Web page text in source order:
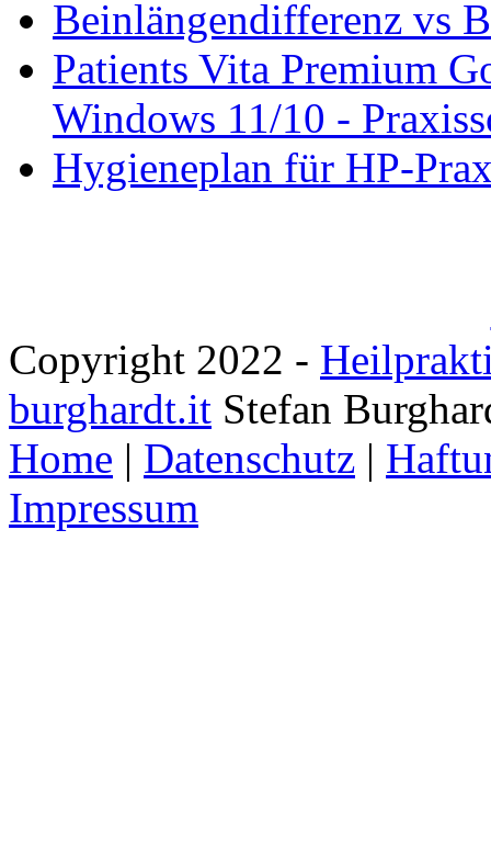
Beinlängendifferenz vs
Patients Vita Premium
Windows 11/10 -
Hygieneplan für HP-
Copyright 2022 -
burghardt.it Stefan
Home | Datenschutz |
Impressum